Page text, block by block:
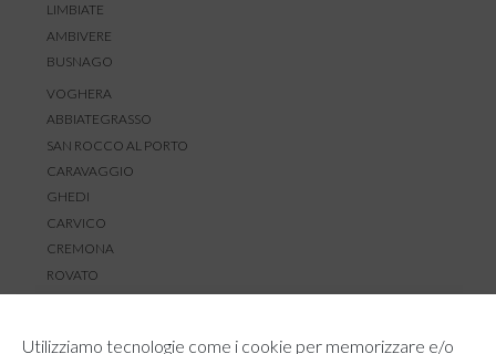
Utilizziamo tecnologie come i cookie per memorizzare e/o
LIMBIATE
AMBIVERE
BUSNAGO
VOGHERA
ABBIATEGRASSO
SAN ROCCO AL PORTO
CARAVAGGIO
GHEDI
CARVICO
CREMONA
ROVATO